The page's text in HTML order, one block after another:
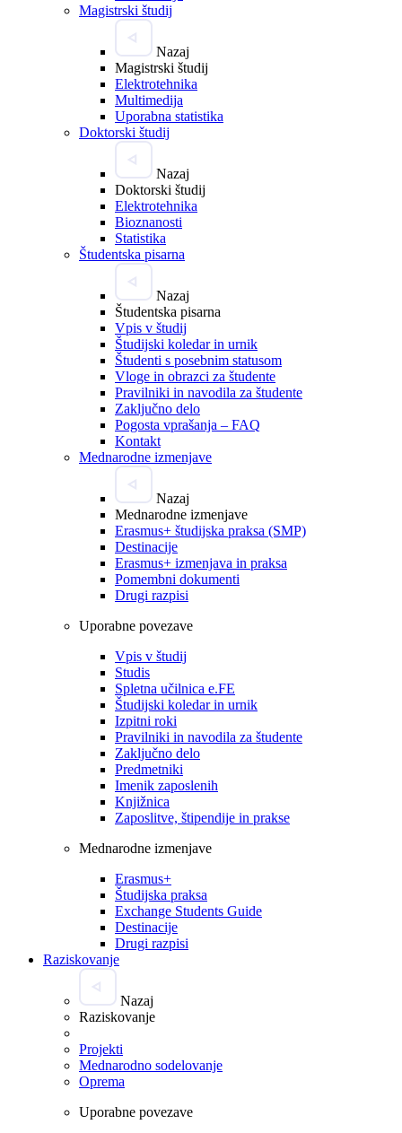
Magistrski študij
Nazaj
Magistrski študij
Elektrotehnika
Multimedija
Uporabna statistika
Doktorski študij
Nazaj
Doktorski študij
Elektrotehnika
Bioznanosti
Statistika
Študentska pisarna
Nazaj
Študentska pisarna
Vpis v študij
Študijski koledar in urnik
Študenti s posebnim statusom
Vloge in obrazci za študente
Pravilniki in navodila za študente
Zaključno delo
Pogosta vprašanja – FAQ
Kontakt
Mednarodne izmenjave
Nazaj
Mednarodne izmenjave
Erasmus+ študijska praksa (SMP)
Destinacije
Erasmus+ izmenjava in praksa
Pomembni dokumenti
Drugi razpisi
Uporabne povezave
Vpis v študij
Studis
Spletna učilnica e.FE
Študijski koledar in urnik
Izpitni roki
Pravilniki in navodila za študente
Zaključno delo
Predmetniki
Imenik zaposlenih
Knjižnica
Zaposlitve, štipendije in prakse
Mednarodne izmenjave
Erasmus+
Študijska praksa
Exchange Students Guide
Destinacije
Drugi razpisi
Raziskovanje
Nazaj
Raziskovanje
Projekti
Mednarodno sodelovanje
Oprema
Uporabne povezave